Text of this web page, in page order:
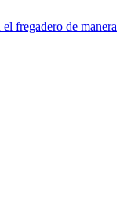
fregadero de manera